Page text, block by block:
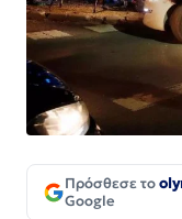
Πρόσθεσε το
Google